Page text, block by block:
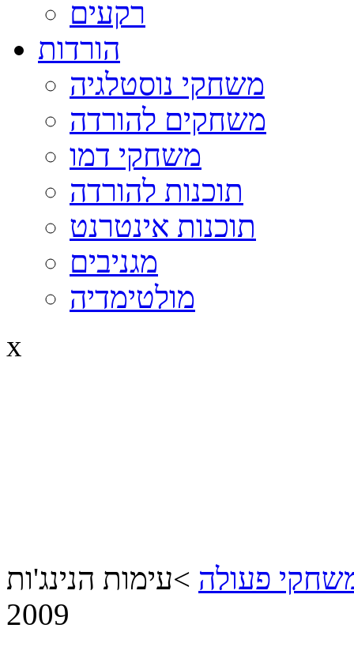
רקעים
הורדות
משחקי נוסטלגיה
משחקים להורדה
משחקי דמו
תוכנות להורדה
תוכנות אינטרנט
מגניבים
מולטימדיה
x
פעולה >עימות הנינג'ות
2009